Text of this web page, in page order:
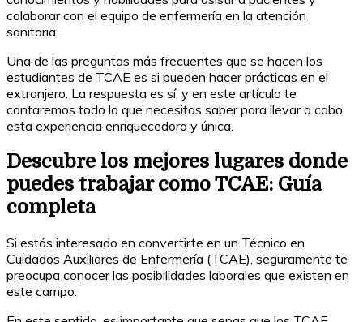
colaborar con el equipo de enfermería en la atención
sanitaria.
Una de las preguntas más frecuentes que se hacen los
estudiantes de TCAE es si pueden hacer prácticas en el
extranjero. La respuesta es sí, y en este artículo te
contaremos todo lo que necesitas saber para llevar a cabo
esta experiencia enriquecedora y única.
Descubre los mejores lugares donde
puedes trabajar como TCAE: Guía
completa
Si estás interesado en convertirte en un Técnico en
Cuidados Auxiliares de Enfermería (TCAE), seguramente te
preocupa conocer las posibilidades laborales que existen en
este campo.